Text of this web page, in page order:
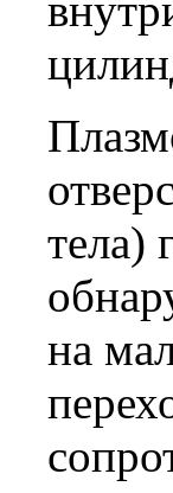
тела)
на